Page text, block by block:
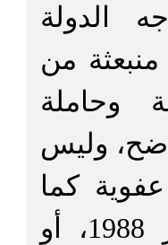
الدولة
منبعثة من
وحاملة
وليس
كما
هو شأن أكتوبر 1988، أو